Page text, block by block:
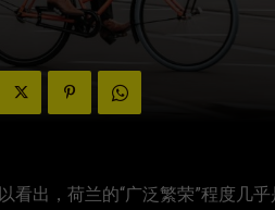
看出，荷兰的“广泛繁荣”程度几